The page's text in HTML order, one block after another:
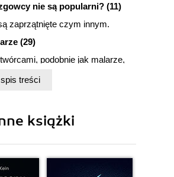
nie są popularni? (11)
zaprzątnięte czym innym.
(29)
podobnie jak malarze,
pisarze.
(67)
sukces, łamiąc zasady,
Amerykanie.
treści
książki